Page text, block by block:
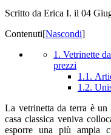
Scritto da Erica I. il 04
Contenuti[Nascondi]
1. Vetrinette
prezzi
1.1.
1.2.
La vetrinetta da terra è un
casa classica veniva
esporre una più ampia